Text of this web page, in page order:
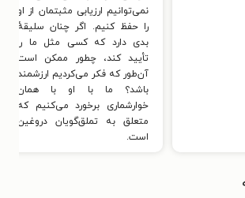
نمی‌توانیم ارزیابی مثبتمان از او
را حفظ کنیم. اگر چنان سلیقهٔ
بدی دارد که کسی مثل ما را
تأیید کند، چطور ممکن است
آن‌طور که فکر می‌کردیم ارزشمند
باشد؟ ما با او با همان
خوارشماری برخورد می‌کنیم که
متعلق به تملق‌گویان دروغین
است.